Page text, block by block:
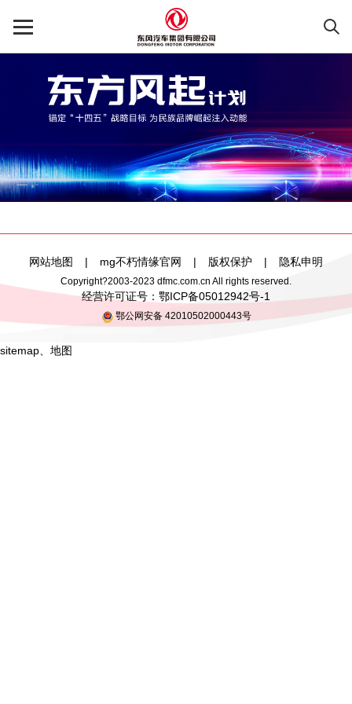
网站地图 | mg不朽情缘官网 | 版权保护 | 隐私申明
Copyright?2003-2023 dfmc.com.cn All rights reserved.
经营许可证号： 鄂ICP备05012942号-1
鄂公网安备 42010502000443号
sitemap、 地图